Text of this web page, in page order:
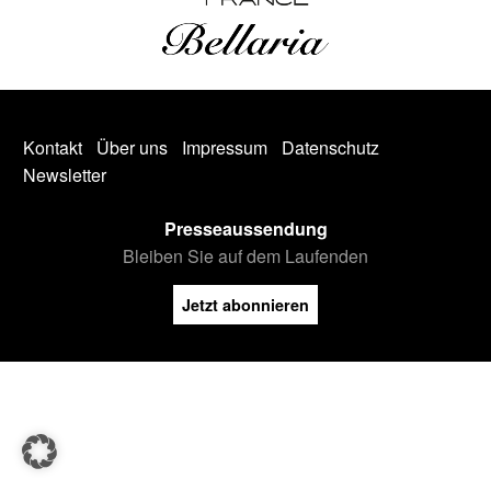
Kontakt Über uns Impressum
Datenschutz
Newsletter
Presseaussendung
Bleiben Sie auf dem Laufenden
Jetzt abonnieren